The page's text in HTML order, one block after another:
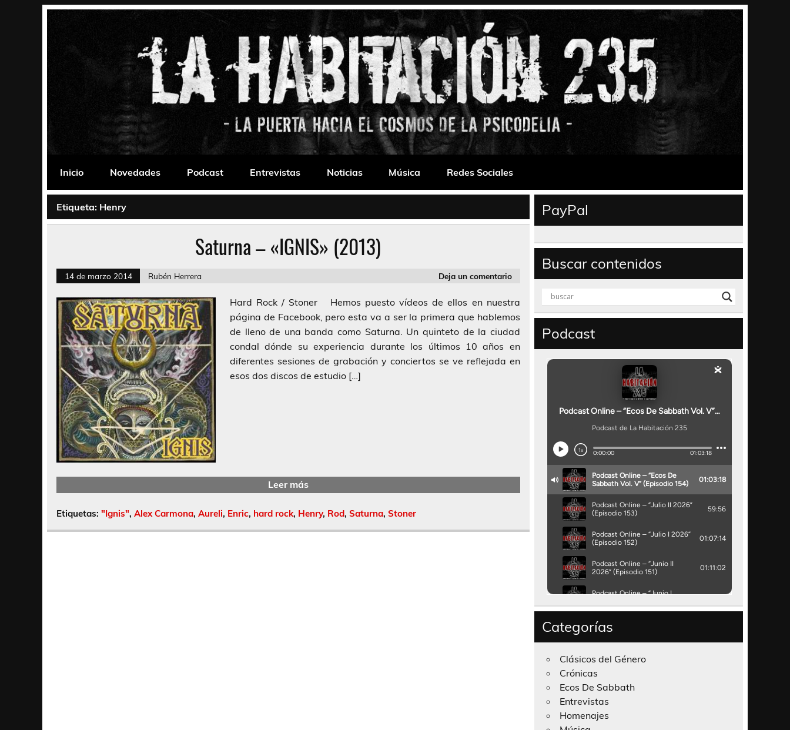
La Habitación 235
Inicio
Novedades Podcast Entrevistas Noticias Música Redes Sociales
Etiqueta: Henry
Saturna – «IGNIS» (2013)
14 de marzo 2014 Rubén Herrera Deja un comentario
Hard Rock / Stoner Hemos puesto vídeos de ellos en nuestra
página de Facebook, pero esta va a ser la primera que hablemos
de lleno de una banda como Saturna. Un quinteto de la ciudad
condal dónde su experiencia durante los últimos 10 años en
diferentes sesiones de grabación y conciertos se ve reflejada en
esos dos discos de estudio […]
Leer más
Etiquetas: "Ignis", Alex Carmona, Aureli, Enric, hard rock, Henry, Rod, Saturna, Stoner
PayPal
Buscar contenidos
Podcast
Categorías
Clásicos del Género
Crónicas
Ecos De Sabbath
Entrevistas
Homenajes